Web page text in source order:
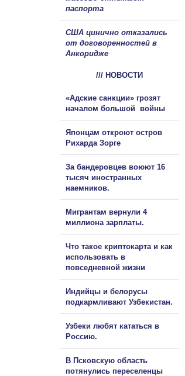
паспорта
США цинично отказались
от договоренностей в
Анкоридже
/// НОВОСТИ
«Адские санкции» грозят
началом большой войны
Японцам откроют остров
Рихарда Зорге
За бандеровцев воюют 16
тысяч иностранных
наемников.
Мигрантам вернули 4
миллиона зарплаты.
Что такое криптокарта и как
использовать в
повседневной жизни
Индийцы и белорусы
подкармливают Узбекистан.
Узбеки любят кататься в
Россию.
В Псковскую область
потянулись переселенцы